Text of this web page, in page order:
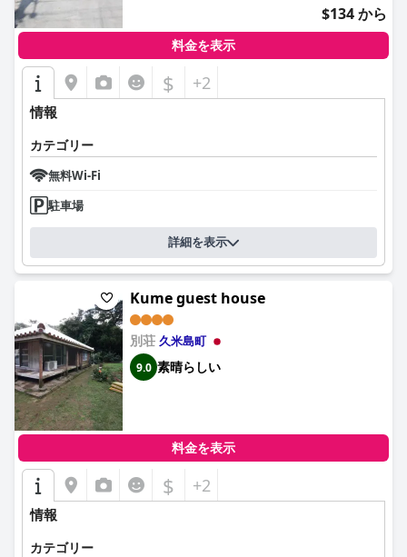
$134 から
料金を表示
$ +2
情報
カテゴリー
無料Wi-Fi
駐車場
詳細を表示
Kume guest house
別荘 久米島町
9.0 素晴らしい
料金を表示
$ +2
情報
カテゴリー